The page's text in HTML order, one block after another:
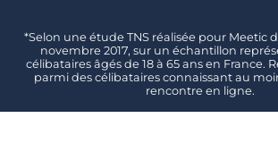
*Selon une étude TNS réalisée pour Meetic
novembre 2017, sur un échantillon
célibataires âgés de 18 à 65 ans en France.
parmi des célibataires connaissant au
rencontre en ligne.